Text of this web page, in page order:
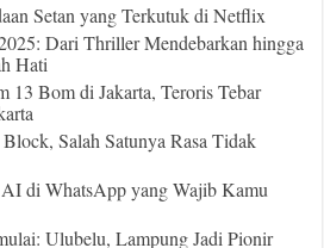
Setan yang Terkutuk di Netflix
Dari Thriller Mendebarkan hingga
Hati
13 Bom di Jakarta, Teroris Tebar
Salah Satunya Rasa Tidak
di WhatsApp yang Wajib Kamu
Ulubelu, Lampung Jadi Pionir